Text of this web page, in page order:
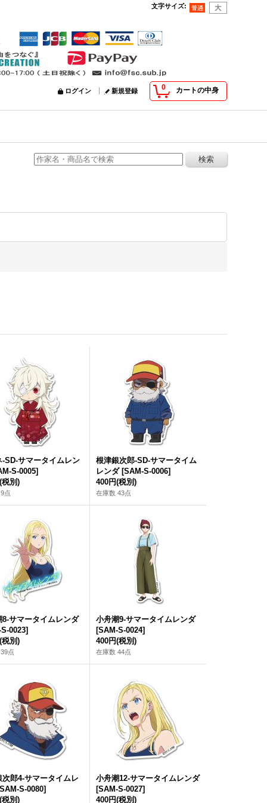
文字サイズ:
0 カートの中身
ログイン 新規登録
-SD-サマータイムレン
S-0005]
(税別)
点
根津銀次郎-SD-サマータイム
レンダ [SAM-S-0006]
400円(税別)
在庫数 43点
8-サマータイムレンダ
0023]
(税別)
点
小舟潮9-サマータイムレンダ
[SAM-S-0024]
400円(税別)
在庫数 44点
次郎4-サマータイムレ
SAM-S-0080]
(税別)
小舟潮12-サマータイムレンダ
[SAM-S-0027]
400円(税別)